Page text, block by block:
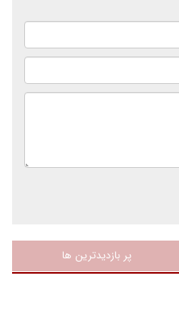
پر بازدیدترین ها